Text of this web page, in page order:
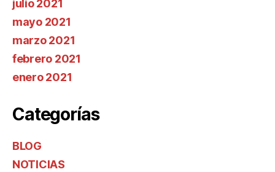
julio 2021
mayo 2021
marzo 2021
febrero 2021
enero 2021
Categorías
BLOG
NOTICIAS